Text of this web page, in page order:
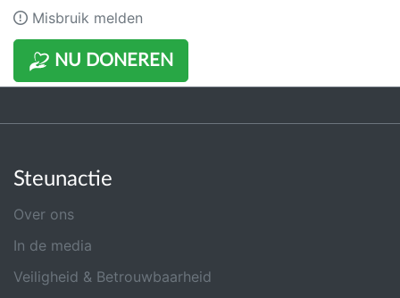
NU DONEREN
Misbruik melden
Steunactie
Over ons
In de media
Veiligheid & Betrouwbaarheid